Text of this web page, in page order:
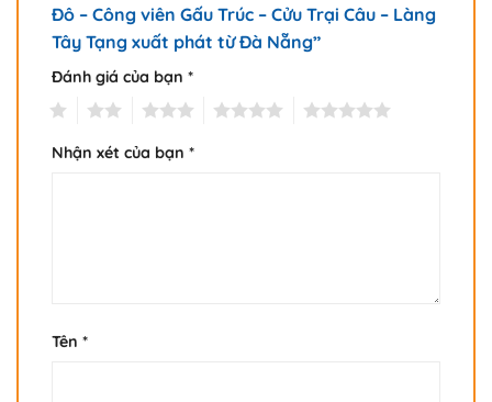
Đô – Công viên Gấu Trúc – Cửu Trại Câu – Làng
Tây Tạng xuất phát từ Đà Nẵng”
Đánh giá của bạn *
Nhận xét của bạn *
Tên *